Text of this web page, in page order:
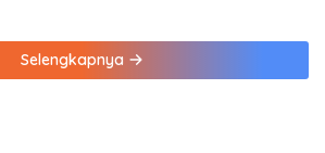
Selengkapnya